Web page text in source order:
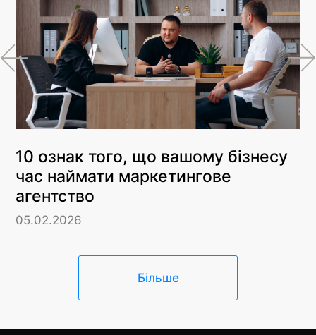
10 ознак того, що вашому бізнесу
час наймати маркетингове
агентство
05.02.2026
Більше